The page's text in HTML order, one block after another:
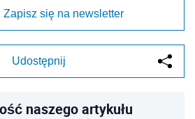
Zapisz się na newsletter
Udostępnij
naszego artykułu